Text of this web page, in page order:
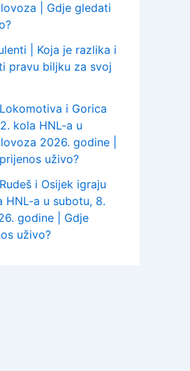
| Gdje gledati
| Koja je razlika i
pravu biljku za svoj
i Gorica
kola HNL-a u
2026. godine |
uživo?
i Osijek igraju
HNL-a u subotu, 8.
godine | Gdje
uživo?